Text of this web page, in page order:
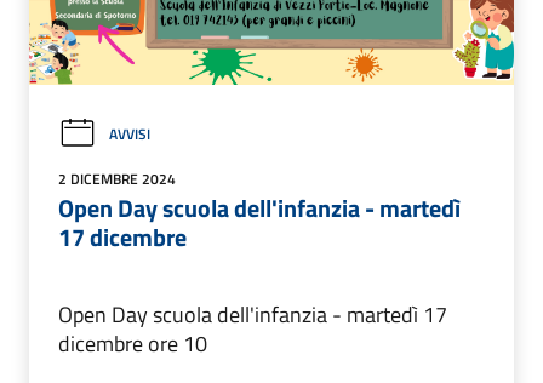
AVVISI
2 DICEMBRE 2024
Open Day scuola dell'infanzia - martedì
17 dicembre
Open Day scuola dell'infanzia - martedì 17
dicembre ore 10